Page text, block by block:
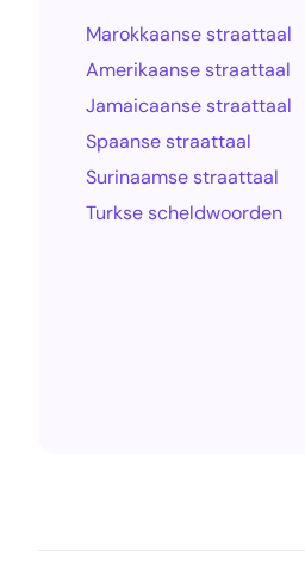
Marokkaanse straattaal
Amerikaanse straattaal
Jamaicaanse straattaal
Spaanse straattaal
Surinaamse straattaal
Turkse scheldwoorden